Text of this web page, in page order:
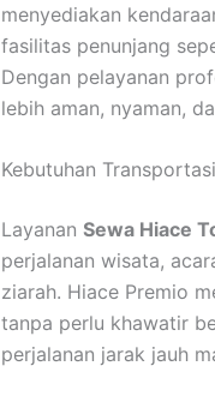
menyediakan
fasilitas penunjang
Dengan pelayanan
lebih aman, nyaman,
Kebutuhan
Layanan Sewa Hiace
perjalanan wisata,
ziarah. Hiace Premio
tanpa perlu khawatir
perjalanan jarak jauh